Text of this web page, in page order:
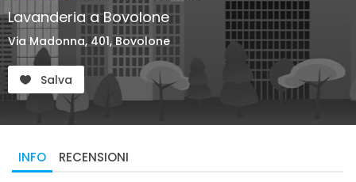
Lavanderia a Bovolone
Via Madonna, 401, Bovolone
Salva
INFO RECENSIONI